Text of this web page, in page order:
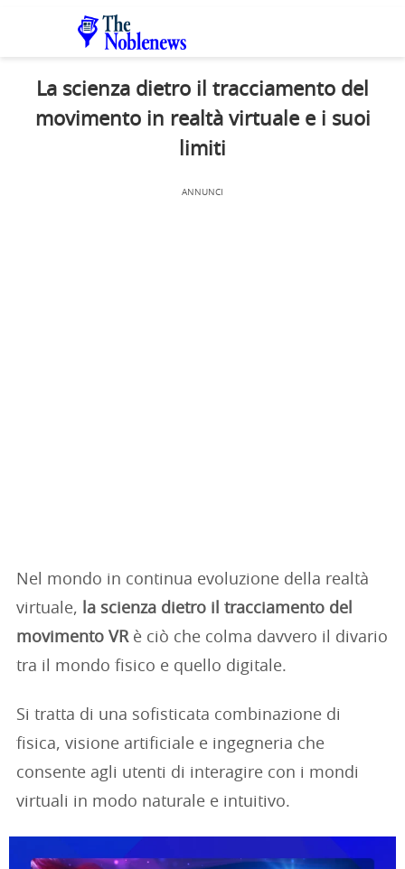
La scienza dietro il tracciamento del
movimento in realtà virtuale e i suoi
limiti
ANNUNCI
Nel mondo in continua evoluzione della realtà
virtuale,
la scienza dietro il tracciamento del
movimento VRè ciò che colma davvero il divario
tra il mondo fisico e quello digitale.
Si tratta di una sofisticata combinazione di
fisica, visione artificiale e ingegneria che
consente agli utenti di interagire con i mondi
virtuali in modo naturale e intuitivo.